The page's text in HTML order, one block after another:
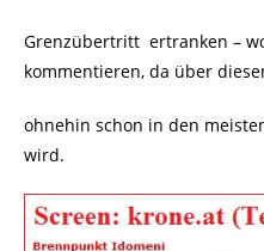
Grenzübertritt ertranken –
kommentieren, da über
ohnehin schon in den
wird.